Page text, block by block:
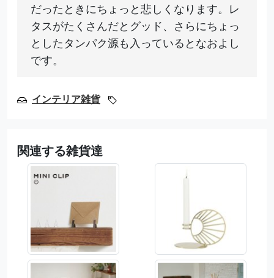
だったときにちょっと悲しくなります。レ
タスがたくさんだとグッド、さらにちょっ
としたタンパク源も入っているとなおよし
です。
インテリア雑貨
関連する雑貨達